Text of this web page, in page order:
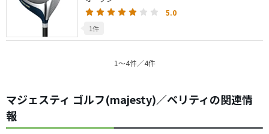
5.0
1件
1〜4件／4件
マジェスティ ゴルフ(majesty)／ベリティの関連情
報